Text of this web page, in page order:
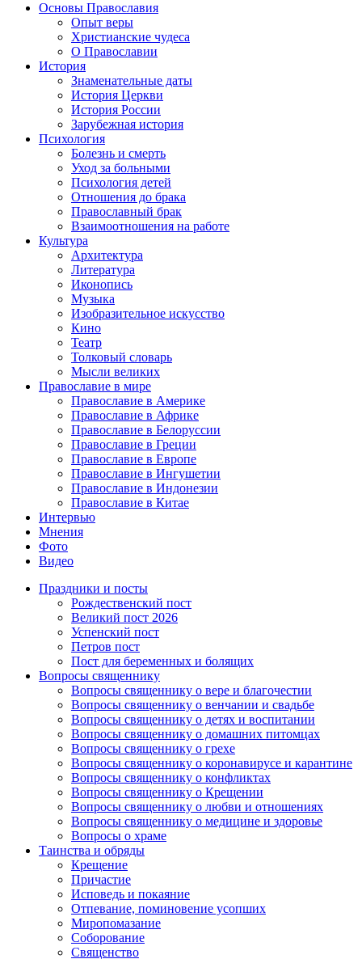
Основы Православия
Опыт веры
Христианские чудеса
О Православии
История
Знаменательные даты
История Церкви
История России
Зарубежная история
Психология
Болезнь и смерть
Уход за больными
Психология детей
Отношения до брака
Православный брак
Взаимоотношения на работе
Культура
Архитектура
Литература
Иконопись
Музыка
Изобразительное искусство
Кино
Театр
Толковый словарь
Мысли великих
Православие в мире
Православие в Америке
Православие в Африке
Православие в Белоруссии
Православие в Греции
Православие в Европе
Православие в Ингушетии
Православие в Индонезии
Православие в Китае
Интервью
Мнения
Фото
Видео
Праздники и посты
Рождественский пост
Великий пост 2026
Успенский пост
Петров пост
Пост для беременных и болящих
Вопросы священнику
Вопросы священнику о вере и благочестии
Вопросы священнику о венчании и свадьбе
Вопросы священнику о детях и воспитании
Вопросы священнику о домашних питомцах
Вопросы священнику о грехе
Вопросы священнику о коронавирусе и карантине
Вопросы священнику о конфликтах
Вопросы священнику о Крещении
Вопросы священнику о любви и отношениях
Вопросы священнику о медицине и здоровье
Вопросы о храме
Таинства и обряды
Крещение
Причастие
Исповедь и покаяние
Отпевание, поминовение усопших
Миропомазание
Соборование
Священство